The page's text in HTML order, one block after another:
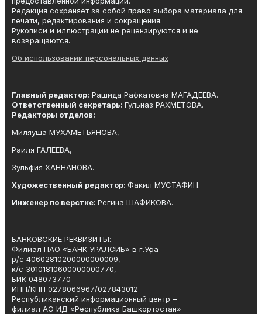
Редакция сохраняет за собой право выбора материала для
печати, редактирования и сокращения.
Рукописи и иллюстрации не рецензируются и не
возвращаются.
Об использовании персональных данных
Главный редактор: Рашида Рафкатовна МАГАДЕЕВА.
Ответственный секретарь: Гульназ РАХМЕТОВА.
Редакторы отделов:
Миляуша МУХАМЕТЬЯНОВА,
Раиля ГАЛЕЕВА,
Зульфия ХАННАНОВА.
Художественный редактор: Факил МУСТАФИН.
Инженер по верстке: Регина ШАФИКОВА.
БАНКОВСКИЕ РЕКВИЗИТЫ:
Филиал ПАО «БАНК УРАЛСИБ» в г.Уфа
р/с 40602810200000000009,
к/с 30101810600000000770,
БИК 048073770
ИНН/КПП 0278066967/027843012
Республиканский информационный центр –
филиал АО ИД «Республика Башкортостан»